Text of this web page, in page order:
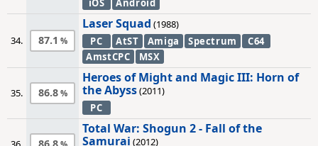
iOS Android
34. 87.1
Laser Squad (1988)
PC
AtST Amiga Spectrum
C64
AmstCPC
MSX
35. 86.8
Heroes of Might and Magic III: Horn of
the Abyss(2011)
PC
Total War: Shogun 2 - Fall of the
Samurai (2012)